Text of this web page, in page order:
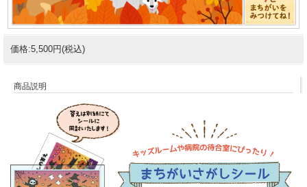
価格:5,500円(税込)
商品説明